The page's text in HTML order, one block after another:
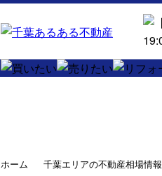
ホーム 千葉エリアの不動産相場情報